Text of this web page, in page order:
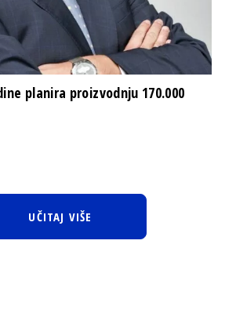
planira proizvodnju 170.000
UČITAJ VIŠE